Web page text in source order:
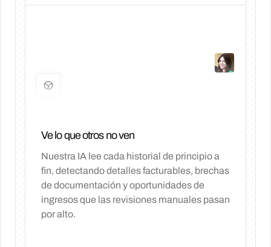
Ve lo que otros no ven
Nuestra IA lee cada historial de principio a
fin, detectando detalles facturables, brechas
de documentación y oportunidades de
ingresos que las revisiones manuales pasan
por alto.